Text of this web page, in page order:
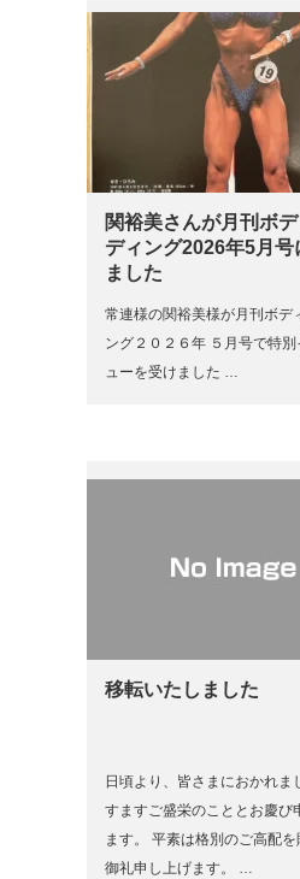
関裕美さんが月刊ボ
ディング2026年5月号
ました
常連様の関裕美様が月刊ボデ
ング２０２６年 ５月号で特
ューを受けました …
移転いたしました
日頃より、皆さまにおかれま
すますご盛栄のこととお慶び
ます。 平素は格別のご高配を
御礼申し上げます。 …